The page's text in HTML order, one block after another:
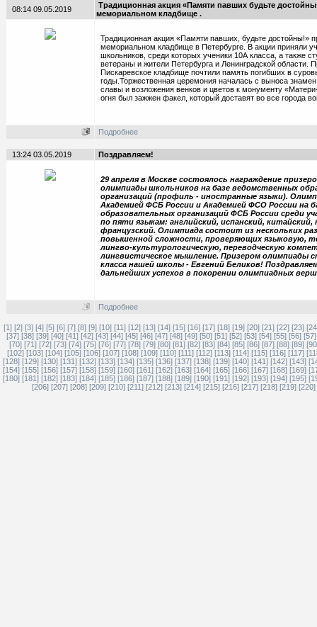
08:14 09.05.2019
Традиционная акция «Памяти павших будьте
мемориальном кладбище .
Традиционная акция «Памяти павших, будьте достойны!»
мемориальном кладбище в Петербурге. В акции приняли
школьников, среди которых ученики 10А класса, а также
ветераны и жители Петербурга и Ленинградской области.
Пискаревское кладбище почтили память погибших в
годы.Торжественная церемония началась с выноса знамен
славы и возложения венков и цветов к монументу
огня был зажжен факел, который доставят во все города
Подробнее
13:24 03.05.2019 Поздравляем!
29 апреля в Москве состоялось награждение
олимпиады школьников на базе ведомственных
организаций (профиль - иностранные языки).
Академией ФСБ России и Академией ФСО России на
образовательных организаций ФСБ России среди
по пяти языкам: английский, испанский, китайский,
французский. Олимпиада состоит из нескольких
повышенной сложности, проверяющих языковую,
лингво-культурологическую, переводческую
лингвистическое мышление. Призером олимпиады
класса нашей школы - Евгений Беликов!
дальнейших успехов в покорении олимпиадных
Подробнее
[1] [2] [3] [4] [5] [6] [7] [8] [9] [10] [11] [12] [13] [14] [15] [16] [17] [18] [19] [20] [21] [22] [23]
[37] [38] [39] [40] [41] [42] [43] [44] [45] [46] [47] [48] [49] [50] [51] [52] [53] [54] [55] [56] [57]
[70] [71] [72] [73] [74] [75] [76] [77] [78] [79] [80] [81] [82] [83] [84] [85] [86] [87] [88] [89]
[102] [103] [104] [105] [106] [107] [108] [109] [110] [111] [112] [113] [114] [115] [116] [117]
[128] [129] [130] [131] [132] [133] [134] [135] [136] [137] [138] [139] [140] [141] [142] [143]
[154] [155] [156] [157] [158] [159] [160] [161] [162] [163] [164] [165] [166] [167] [168] [169]
[180] [181] [182] [183] [184] [185] [186] [187] [188] [189] [190] [191] [192] [193] [194] [195]
[206] [207] [208] [209] [210] [211] [212] [213] [214] [215] [216] [217] [218] [219] [220]